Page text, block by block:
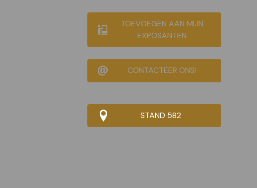
TOEVOEGEN AAN MIJN
EXPOSANTEN
CONTACTEER ONS!
STAND 582